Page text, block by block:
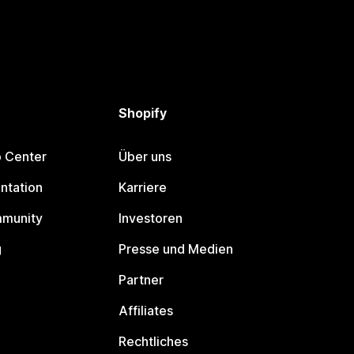
Center
Shopify
Über uns
Karriere
Investoren
Presse und Medien
Partner
Affiliates
Rechtliches